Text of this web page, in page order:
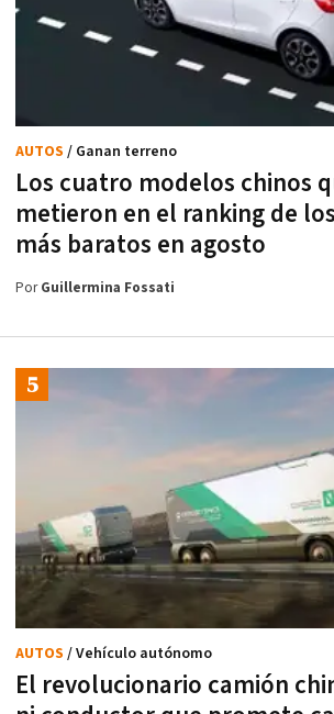
Los cuatro modelos chinos
metieron en el ranking de
más baratos en agosto
AUTOS / Ganan terreno
PorGuillermina Fossati
El revolucionario camión
AUTOS / Vehículo autónomo